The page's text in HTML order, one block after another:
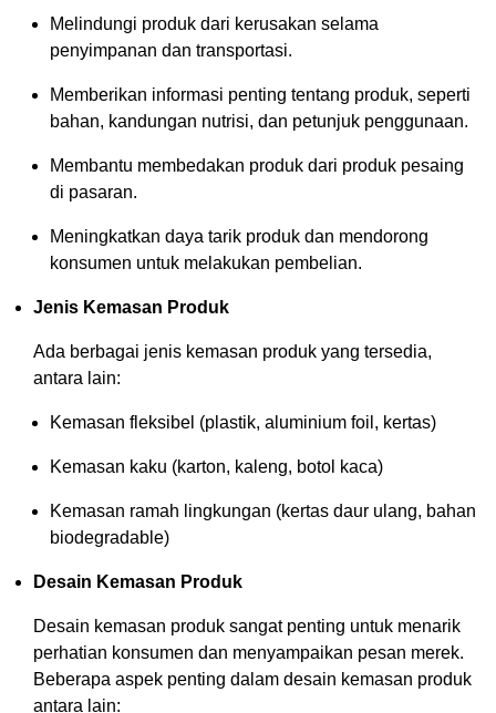
Melindungi produk dari kerusakan selama
penyimpanan dan transportasi.
Memberikan informasi penting tentang produk, seperti
bahan, kandungan nutrisi, dan petunjuk penggunaan.
Membantu membedakan produk dari produk pesaing
di pasaran.
Meningkatkan daya tarik produk dan mendorong
konsumen untuk melakukan pembelian.
Jenis Kemasan Produk
Ada berbagai jenis kemasan produk yang tersedia,
antara lain:
Kemasan fleksibel (plastik, aluminium foil, kertas)
Kemasan kaku (karton, kaleng, botol kaca)
Kemasan ramah lingkungan (kertas daur ulang, bahan
biodegradable)
Desain Kemasan Produk
Desain kemasan produk sangat penting untuk menarik
perhatian konsumen dan menyampaikan pesan merek.
Beberapa aspek penting dalam desain kemasan produk
antara lain: